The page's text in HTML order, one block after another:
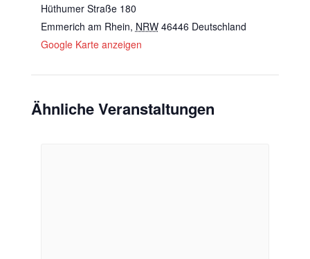
Hüthumer Straße 180
Emmerich am Rhein, NRW 46446 Deutschland
Google Karte anzeigen
Ähnliche Veranstaltungen